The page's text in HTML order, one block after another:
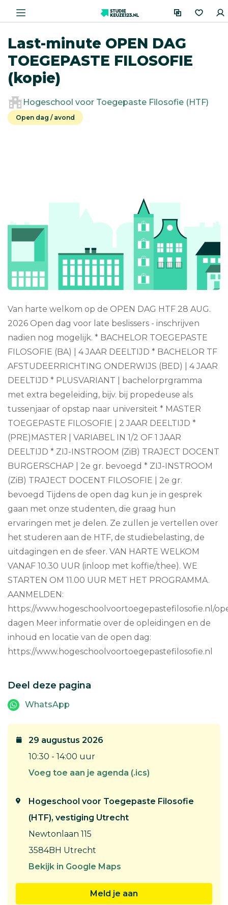
Last-minute OPEN DAG
TOEGEPASTE FILOSOFIE
(kopie)
Hogeschool voor Toegepaste Filosofie (HTF)
Open dag / avond
Van harte welkom op de OPEN DAG HTF 28 AUG.
2026 Open dag voor late beslissers - inschrijven
nadien nog mogelijk. * BACHELOR TOEGEPASTE
FILOSOFIE (BA) | 4 JAAR DEELTIJD * BACHELOR TF
AFSTUDEERRICHTING ONDERWIJS (BED) | 4 JAAR
DEELTIJD * PLUSVARIANT | bachelorprgramma
met extra begeleiding, bijv. bij propedeuse als
tussenjaar of opstap naar universiteit * MASTER
TOEGEPASTE FILOSOFIE | 2 JAAR DEELTIJD *
(PRE)MASTER | VARIABEL IN 1/2 OF 1 JAAR
DEELTIJD * ZIJ-INSTROOM (ZiB) TRAJECT DOCENT
BURGERSCHAP | 2e gr. bevoegd * ZIJ-INSTROOM
(ZiB) TRAJECT DOCENT FILOSOFIE | 2e gr.
bevoegd Tijdens de open dag kun je in gesprek
gaan met onze studenten, die graag hun
ervaringen met je delen. Ze zullen je vertellen over
het studeren aan de HTF, de studiebelasting, de
uitdagingen en de sfeer. VAN HARTE WELKOM
VANAF 10.30 UUR (inloop met koffie/thee). WE
STARTEN OM 11.00 UUR MET HET PROGRAMMA.
AANMELDEN:
https://www.hogeschoolvoortoegepastefilosofie.nl/
dagen Meer informatie over de opleidingen en de
inhoud en locatie van de open dag:
https://www.hogeschoolvoortoegepastefilosofie.nl
Deel deze pagina
WhatsApp
29 augustus 2026
10:30 - 14:00 uur
Voeg toe aan je agenda (.ics)
Hogeschool voor Toegepaste Filosofie
(HTF), vestiging Utrecht
Newtonlaan 115
3584BH Utrecht
Bekijk in Google Maps
Meld je aan